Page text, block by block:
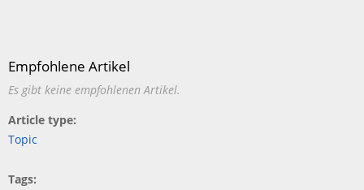
Empfohlene Artikel
Es gibt keine empfohlenen Artikel.
Article type
Topic
Tags